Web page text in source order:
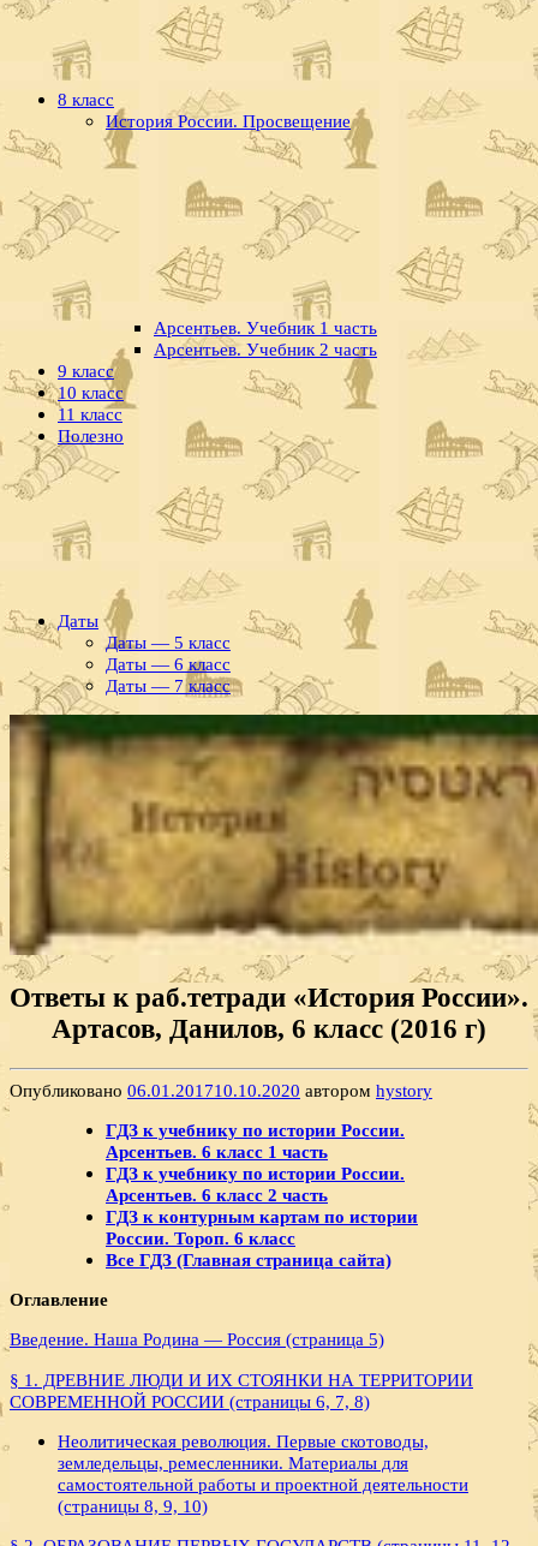
8 класс
История России. Просвещение
Арсентьев. Учебник 1 часть
Арсентьев. Учебник 2 часть
9 класс
10 класс
11 класс
Полезно
Даты
Даты — 5 класс
Даты — 6 класс
Даты — 7 класс
Ответы к раб.тетради «История России».
Артасов, Данилов, 6 класс (2016 г)
Опубликовано 06.01.201710.10.2020 автором hystory
ГДЗ к учебнику по истории России.
Арсентьев. 6 класс 1 часть
ГДЗ к учебнику по истории России.
Арсентьев. 6 класс 2 часть
ГДЗ к контурным картам по истории
России. Тороп. 6 класс
Все ГДЗ (Главная страница сайта)
Оглавление
Введение. Наша Родина — Россия (страница 5)
§ 1. ДРЕВНИЕ ЛЮДИ И ИХ СТОЯНКИ НА ТЕРРИТОРИИ
СОВРЕМЕННОЙ РОССИИ (страницы 6, 7, 8)
Неолитическая революция. Первые скотоводы,
земледельцы, ремесленники. Материалы для
самостоятельной работы и проектной деятельности
(страницы 8, 9, 10)